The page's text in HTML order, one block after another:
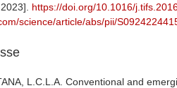
https://doi.org/10.1016/
science/article/abs/pii/
L.C.L.A. Conventional and